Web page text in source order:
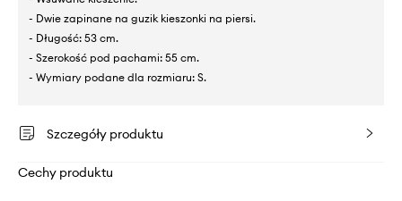
- Dwie zapinane na guzik kieszonki na piersi.
- Długość: 53 cm.
- Szerokość pod pachami: 55 cm.
- Wymiary podane dla rozmiaru: S.
Szczegóły produktu
Cechy produktu